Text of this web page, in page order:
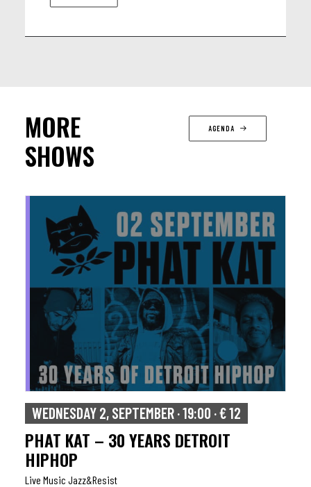
vénézuéliens
MORE
SHOWS
AGENDA
WEDNESDAY 2, SEPTEMBER · 19:00 · € 12
PHAT KAT – 30 YEARS DETROIT
HIPHOP
Live Music Jazz&resist